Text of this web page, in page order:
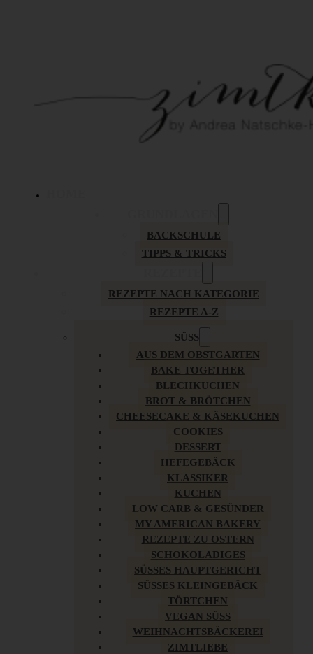
BACKSCHULE
TIPPS & TRICKS
REZEPTE NACH KATEGORIE
REZEPTE A-Z
SÜSS
AUS DEM OBSTGARTEN
BAKE TOGETHER
BLECHKUCHEN
BROT & BRÖTCHEN
CHEESECAKE & KÄSEKUCHEN
COOKIES
DESSERT
HEFEGEBÄCK
KLASSIKER
KUCHEN
LOW CARB & GESÜNDER
MY AMERICAN BAKERY
REZEPTE ZU OSTERN
SCHOKOLADIGES
SÜSSES HAUPTGERICHT
SÜSSES KLEINGEBÄCK
TÖRTCHEN
VEGAN SÜSS
WEIHNACHTSBÄCKEREI
ZIMTLIEBE